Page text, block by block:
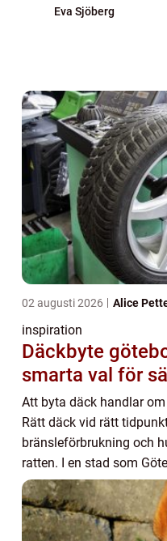
Eva Sjöberg
02 augusti 2026 Alice
inspiration
Däckbyte göteborg så
smarta val för
Att byta däck handlar
Rätt däck vid rätt
bränsleförbrukning och
ratten. I en stad som
kustklimat och snabba